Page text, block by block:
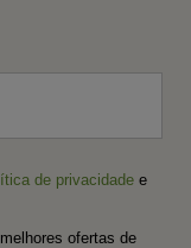
de privacidade e
ofertas de